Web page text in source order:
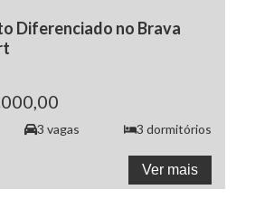
Diferenciado no Brava
3 vagas 3 dormitórios
Ver mais